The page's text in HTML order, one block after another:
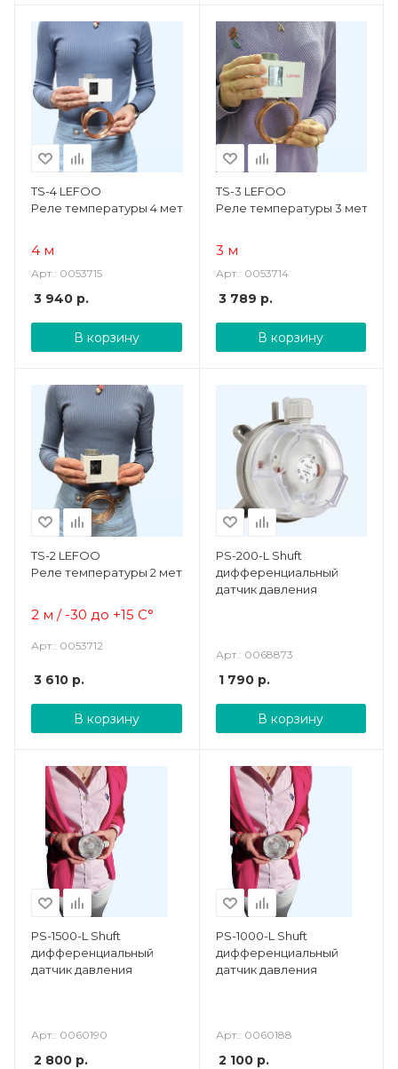
TS-4 LEFOO
Реле температуры 4 метра
4 м
Арт.: 0053715
3 940 р.
В корзину
TS-3 LEFOO
Реле температуры 3 метра
3 м
Арт.: 0053714
3 789 р.
В корзину
TS-2 LEFOO
Реле температуры 2 метра
2 м / -30 до +15 С°
Арт.: 0053712
3 610 р.
В корзину
PS-200-L Shuft
дифференциальный
датчик давления
Арт.: 0068873
1 790р.
В корзину
PS-1500-L Shuft
дифференциальный
датчик давления
Арт.: 0060190
2 800 р.
PS-1000-L Shuft
дифференциальный
датчик давления
Арт.: 0060188
2 100р.